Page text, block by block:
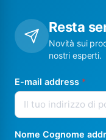
Resta
Novità sui
nostri esperti.
E-mail address *
Nome Cognome